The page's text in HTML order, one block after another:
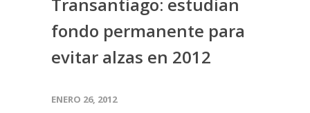
fondo permanente para
evitar alzas en 2012
ENERO 26, 2012